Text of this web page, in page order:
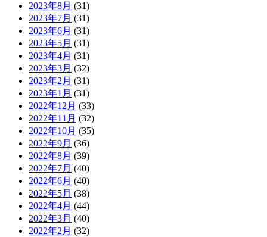
2023年8月 (31)
2023年7月 (31)
2023年6月 (31)
2023年5月 (31)
2023年4月 (31)
2023年3月 (32)
2023年2月 (31)
2023年1月 (31)
2022年12月 (33)
2022年11月 (32)
2022年10月 (35)
2022年9月 (36)
2022年8月 (39)
2022年7月 (40)
2022年6月 (40)
2022年5月 (38)
2022年4月 (44)
2022年3月 (40)
2022年2月 (32)